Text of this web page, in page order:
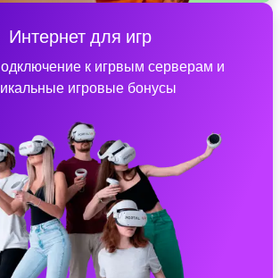
Интернет для игр
к игрвым серверам и
игровые бонусы